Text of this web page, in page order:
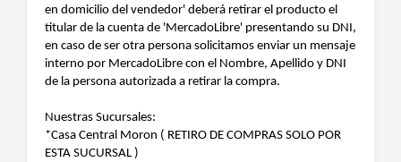
en domicilio del vendedor' deberá retirar el producto el
titular de la cuenta de 'MercadoLibre' presentando su DNI,
en caso de ser otra persona solicitamos enviar un mensaje
interno por MercadoLibre con el Nombre, Apellido y DNI
de la persona autorizada a retirar la compra.
Nuestras Sucursales:
*Casa Central Moron ( RETIRO DE COMPRAS SOLO POR
ESTA SUCURSAL )